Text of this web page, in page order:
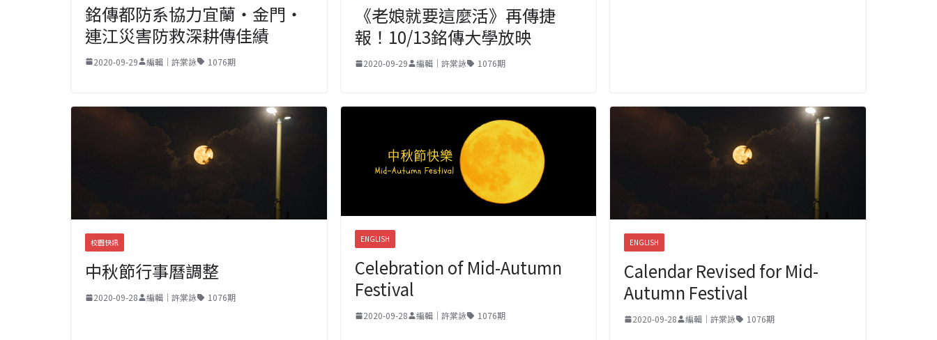
銘傳都防系協力宜蘭‧金門‧
連江災害防救深耕傳佳績
2020-09-29 編輯｜許棠詠 1076期
《老娘就要這麼活》再傳捷
報！10/13銘傳大學放映
2020-09-29 編輯｜許棠詠 1076期
校園快訊
中秋節行事曆調整
2020-09-28 編輯｜許棠詠 1076期
ENGLISH
Celebration of Mid-Autumn
Festival
2020-09-28 編輯｜許棠詠 1076期
ENGLISH
Calendar Revised for Mid-
Autumn Festival
2020-09-28 編輯｜許棠詠 1076期